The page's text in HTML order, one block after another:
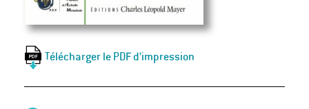
Télécharger le PDF d’impression